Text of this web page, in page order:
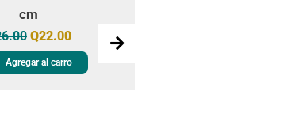
cm
Q22.00
Agregar al carro